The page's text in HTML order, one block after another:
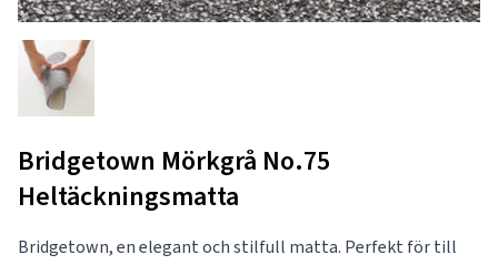
Bridgetown Mörkgrå No.75
Heltäckningsmatta
Bridgetown, en elegant och stilfull matta. Perfekt för till